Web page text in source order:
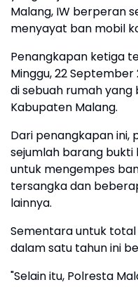
Malang, IW berperan
menyayat ban mobil
Penangkapan ketiga
Minggu, 22 September
di sebuah rumah
Kabupaten Malang.
Dari penangkapan ini,
sejumlah barang bukti
untuk mengempes
tersangka dan
lainnya.
Sementara untuk total
dalam satu tahun ini
"Selain itu, Polresta